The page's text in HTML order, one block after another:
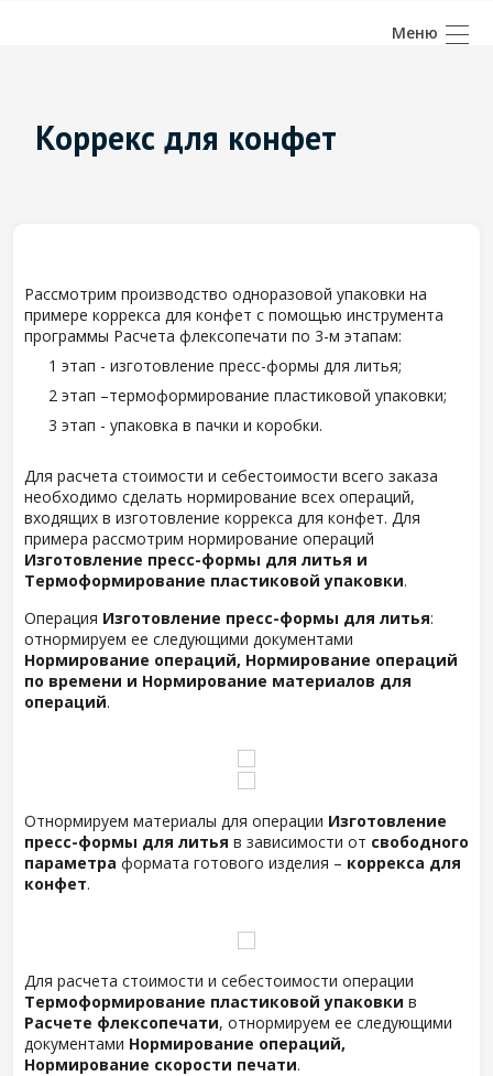
Коррекс для конфет
Рассмотрим производство одноразовой упаковки на
примере коррекса для конфет с помощью инструмента
программы Расчета флексопечати по 3-м этапам:
1 этап - изготовление пресс-формы для литья;
2 этап –термоформирование пластиковой упаковки;
3 этап - упаковка в пачки и коробки.
Для расчета стоимости и себестоимости всего заказа
необходимо сделать нормирование всех операций,
входящих в изготовление коррекса для конфет. Для
примера рассмотрим нормирование операций
Изготовление пресс-формы для литья и
Термоформирование пластиковой упаковки.
Операция Изготовление пресс-формы для литья:
отнормируем ее следующими документами
Нормирование операций, Нормирование операций
по времени и Нормирование материалов для
операций.
Отнормируем материалы для операции Изготовление
пресс-формы для литья в зависимости от свободного
параметра формата готового изделия – коррекса для
конфет.
Для расчета стоимости и себестоимости операции
Термоформирование пластиковой упаковки в
Расчете флексопечати, отнормируем ее следующими
документами Нормирование операций,
Нормирование скорости печати.